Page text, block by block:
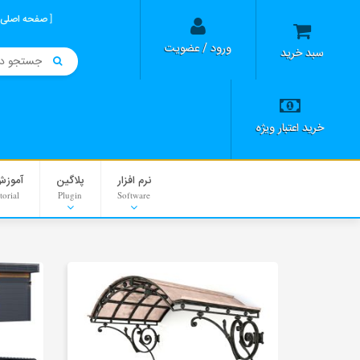
سبد خرید ورود / عضویت
خرید اعتبار ویژه
صفحه اصلی
نرم افزار
Software
پلاگین
Plugin